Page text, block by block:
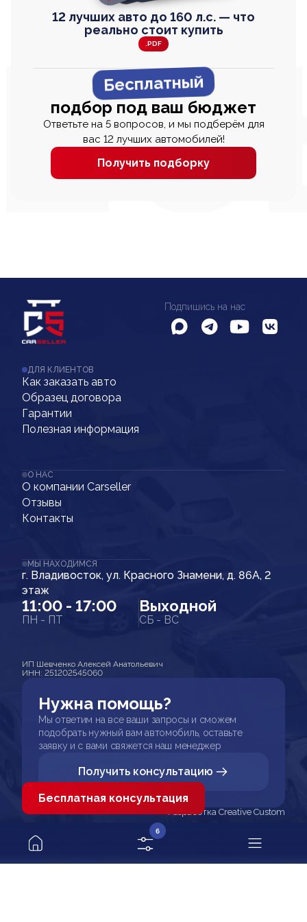
12 лучших авто до 160 л.с. — что
реально стоит купить
.PDF
Бесплатный
подбор под ваш бюджет
Ответьте на 5 вопросов, и мы подберём для
вас 12 лучших автомобилей!
Получить подборку
Подпишись на нас
ДЛЯ КЛИЕНТОВ
Как заказать авто
Образец договора
Гарантии
Полезная информация
О НАС
О компании Carseller
Отзывы
Контакты
МЫ НАХОДИМСЯ
г. Владивосток, ул. Красного Знамени, д. 86А, 2
этаж
11:00 - 17:00
ПН - ПТ
Выходной
СБ - ВС
ИП Шевченко Алексей Анатольевич
ИНН: 251202545060
Нужна помощь?
Мы ответим на все ваши запросы и сможем
подобрать нужный вам автомобиль, оставьте
заявку и с вами свяжется наш менеджер
Получить консультацию
Разработка Creative Custom
6
Бесплатная консультация